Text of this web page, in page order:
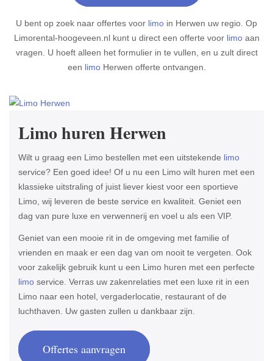
U bent op zoek naar offertes voor limo in Herwen uw regio. Op
Limorental-hoogeveen.nl kunt u direct een offerte voor limoaan
vragen. U hoeft alleen het formulier in te vullen, en u zult direct
een limoHerwen offerte ontvangen.
Limo huren Herwen
Wilt u graag een Limo bestellen met een uitstekende limo
service? Een goed idee! Of u nu een Limo wilt huren met een
klassieke uitstraling of juist liever kiest voor een sportieve
Limo, wij leveren de beste service en kwaliteit. Geniet een
dag van pure luxe en verwennerij en voel u als een VIP.
Geniet van een mooie rit in de omgeving met familie of
vrienden en maak er een dag van om nooit te vergeten. Ook
voor zakelijk gebruik kunt u een Limo huren met een perfecte
limo service. Verras uw zakenrelaties met een luxe rit in een
Limo naar een hotel, vergaderlocatie, restaurant of de
luchthaven. Uw gasten zullen u dankbaar zijn.
Offertes aanvragen